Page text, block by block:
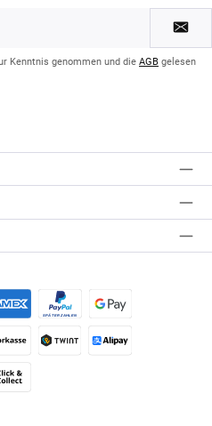
Kenntnis genommen und die AGB gelesen
Debitkarte Später BezahlenGoogle Pay
Vorkasse